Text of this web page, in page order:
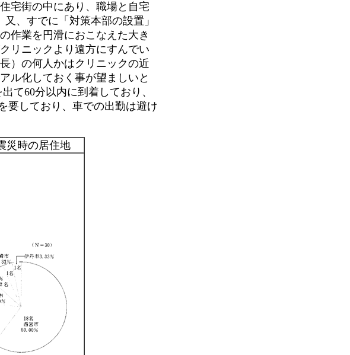
宅街の中にあり、職場と自宅
、すでに「対策本部の設置」
作業を円滑におこなえた大き
リニックより遠方にすんでい
）の何人かはクリニックの近
ル化しておく事が望ましいと
て60分以内に到着しており、
要しており、車での出勤は避け
災時の居住地